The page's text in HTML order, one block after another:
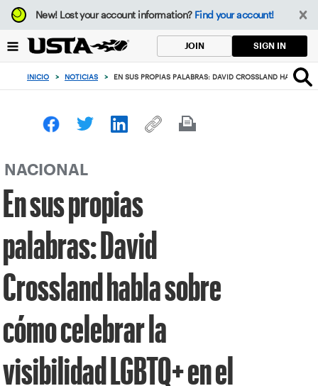
Enfoque
desde
botón
volver
principio
New!Lost your account information? Find your account!
JOIN SIGN IN
INICIO > NOTICIAS > EN SUS PROPIAS PALABRAS: DAVID CROSSLAND HABLA
NACIONAL
En sus propias
palabras: David
Crossland habla sobre
cómo celebrar la
visibilidad LGBTQ+ en el